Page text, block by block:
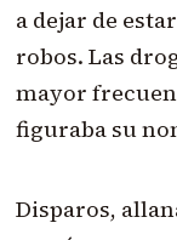
a dejar de
robos. Las
mayor
figuraba su
Disparos,